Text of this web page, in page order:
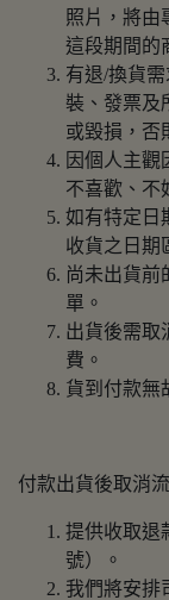
照片，將由
這段期間的
有退/換貨
裝、發票及
或毀損，否
因個人主觀
不喜歡、不
如有特定日
收貨之日期
尚未出貨前
單。
出貨後需取
費。
貨到付款無
付款出貨後取消
提供收取退
號）。
我們將安排